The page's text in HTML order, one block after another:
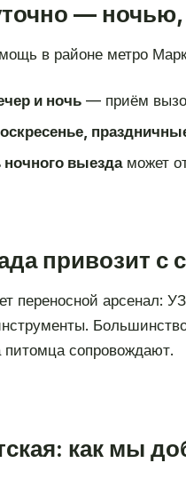
—
в районе метро
и ночь— приём
выездаможет
привозит с
переносной арсенал:
питомца сопровождают.
как мы